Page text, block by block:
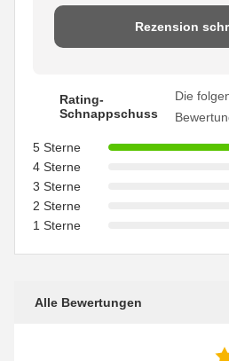
Rezension
Rating-
Schnappschuss
Die
5 Sterne
4 Sterne
3 Sterne
2 Sterne
1 Sterne
Alle Bewertungen